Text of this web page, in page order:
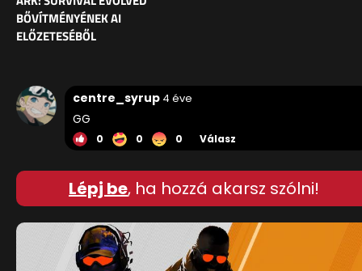
BŐVÍTMÉNYÉNEK AI
ELŐZETESÉBŐL
centre_syrup 4 éve
GG
0 0 0 Válasz
Lépj be, ha hozzá akarsz szólni!